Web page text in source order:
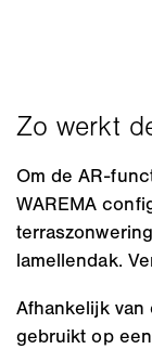
Om de AR-
WAREMA
lamellendak.
Afhankelijk van
gebruikt op